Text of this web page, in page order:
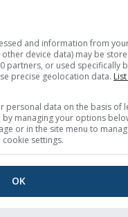
and information from
device data) may be
partners, or used specifically
precise geolocation data.
personal data on the basis of
managing your options
or in the site menu to
settings.
OK